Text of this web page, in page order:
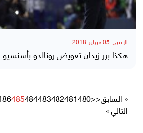
الإثنين, 05 فبراير, 2018
هكذا برر زيدان تعويض رونالدو بأسنسيو
« السابق<<
480
481
482
483
484
485
التالي »